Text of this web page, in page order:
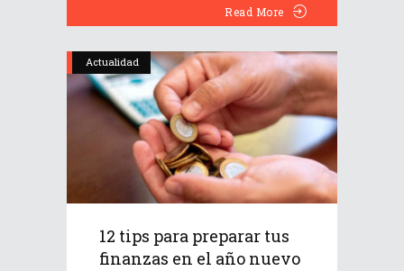
Read More
Actualidad
12 tips para preparar tus
finanzas en el año nuevo